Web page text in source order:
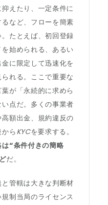
えたり、一定条件に
など、フローを簡素
たとえば、初回登録
始められる、あるい
に限定して迅速化を
れる。ここで重要な
が「永続的に求めら
点だ。多くの事業者
額出金、規約違反の
ら KYCを要求する。
“条件付きの簡略
だ。
管轄は大きな判断材
制当局のライセンス